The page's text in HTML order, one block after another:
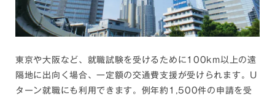
東京や大阪など、就職試験を受けるために100km以上の遠
隔地に出向く場合、一定額の交通費支援が受けられます。U
ターン就職にも利用できます。例年約1,500件の申請を受
西日本旅客鉄道(JR西日本)、北海道旅客鉄道（JR北海道）、
近畿日本鉄道、西日本鉄道、東京地下鉄（東京メトロ）、日
本通運、フェデラルエクスプレスジャパン、鈴与、DHLサプ
ジスティクス、商船三井ロジスティクス、三井物産グローバ
ロジスティクス、佐川グローバルロジスティクス、阪急阪神
エクスプレス、富士フイルムロジスティクス、トヨタモビリ